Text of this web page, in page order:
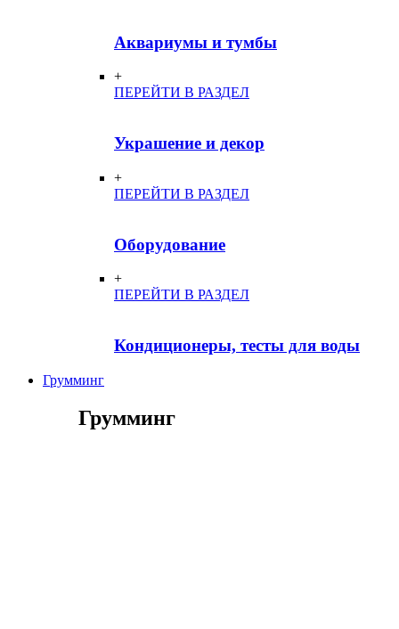
Аквариумы и тумбы
+
ПЕРЕЙТИ В РАЗДЕЛ
Украшение и декор
+
ПЕРЕЙТИ В РАЗДЕЛ
Оборудование
+
ПЕРЕЙТИ В РАЗДЕЛ
Кондиционеры, тесты для воды
Грумминг
Грумминг